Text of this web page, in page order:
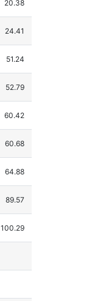
20.38
24.41
51.24
52.79
60.42
60.68
64.88
89.57
100.29